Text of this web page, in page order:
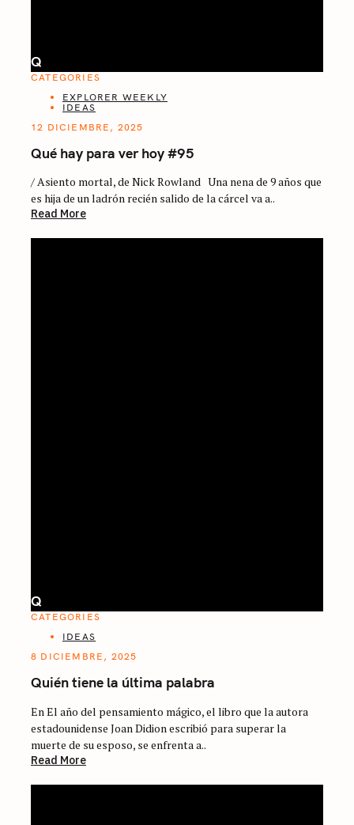
Q
CATEGORIES
EXPLORER WEEKLY
IDEAS
12 DICIEMBRE, 2025
Qué hay para ver hoy #95
/ Asiento mortal, de Nick Rowland Una nena de 9 años que
es hija de un ladrón recién salido de la cárcel va a..
Read More
Q
CATEGORIES
IDEAS
8 DICIEMBRE, 2025
Quién tiene la última palabra
En El año del pensamiento mágico, el libro que la autora
estadounidense Joan Didion escribió para superar la
muerte de su esposo, se enfrenta a..
Read More